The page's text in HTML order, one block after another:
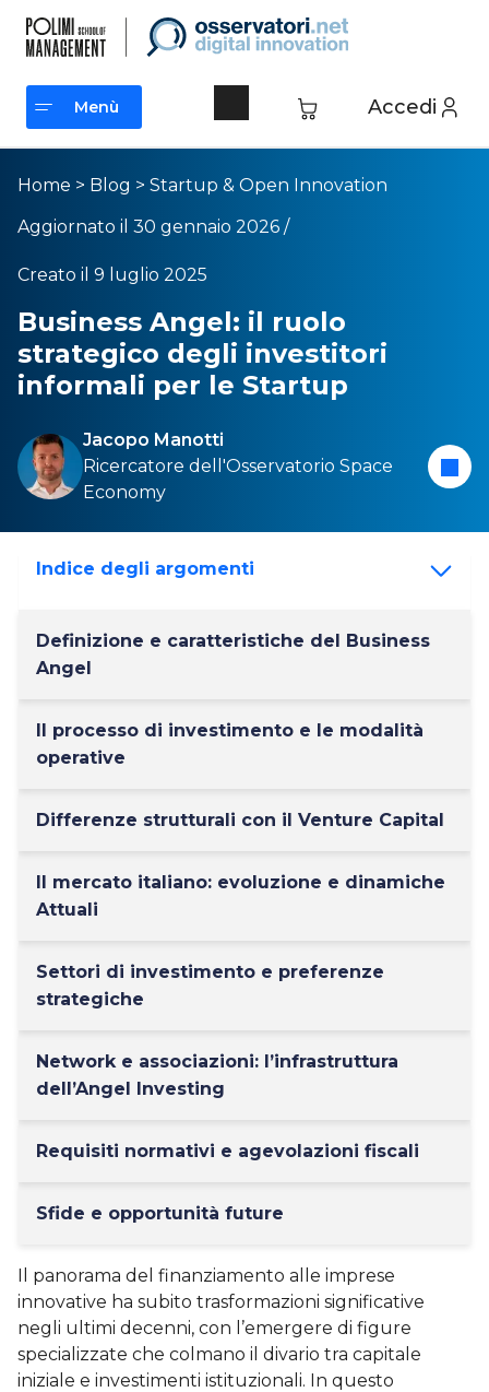
Accedi
Menù
Menù
Home > Blog > Startup & Open Innovation
Aggiornato il 30 gennaio 2026 /
Creato il 9 luglio 2025
Business Angel: il ruolo
strategico degli investitori
informali per le Startup
Jacopo Manotti
Ricercatore dell'Osservatorio Space
Economy
Indice degli argomenti
Definizione e caratteristiche del Business
Angel
Il processo di investimento e le modalità
operative
Differenze strutturali con il Venture Capital
Il mercato italiano: evoluzione e dinamiche
Attuali
Settori di investimento e preferenze
strategiche
Network e associazioni: l’infrastruttura
dell’Angel Investing
Requisiti normativi e agevolazioni fiscali
Sfide e opportunità future
Il panorama del finanziamento alle imprese
innovative ha subito trasformazioni significative
negli ultimi decenni, con l’emergere di figure
specializzate che colmano il divario tra capitale
iniziale e investimenti istituzionali. In questo